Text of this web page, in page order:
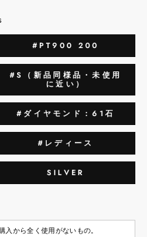
#PT900 200
#S（新品同様品・未使用
に近い）
#ダイヤモンド：61石
#レディース
SILVER
入から全く使用がないもの。